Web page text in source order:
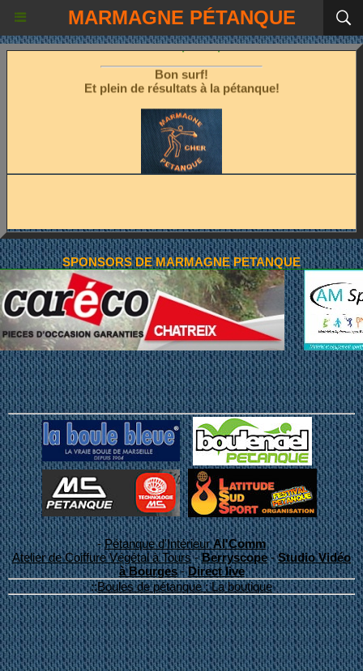
MARMAGNE PÉTANQUE
Les fêtes étant terminées!
Place à la pétanque!
Et plein de résultats à la pétanque!
SPONSORS DE MARMAGNE PETANQUE
-Pétanque d'IntérieurAl'Comm
Atelier de Coiffure Végétal à Tours-Berryscope-Studio Vidéo
à Bourges-Direct live
::Boules de pétanque : La boutique